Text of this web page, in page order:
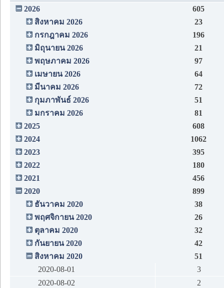
2026
605
สิงหาคม 2026
23
กรกฎาคม 2026
196
มิถุนายน 2026
21
พฤษภาคม 2026
97
เมษายน 2026
64
มีนาคม 2026
72
กุมภาพันธ์ 2026
51
มกราคม 2026
81
2025
608
2024
1062
2023
395
2022
180
2021
456
2020
899
ธันวาคม 2020
38
พฤศจิกายน 2020
26
ตุลาคม 2020
32
กันยายน 2020
42
สิงหาคม 2020
51
2020-08-01
3
2020-08-02
2